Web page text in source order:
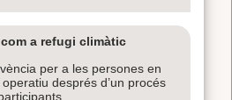
com a refugi climàtic
per a les persones en
després d’un procés